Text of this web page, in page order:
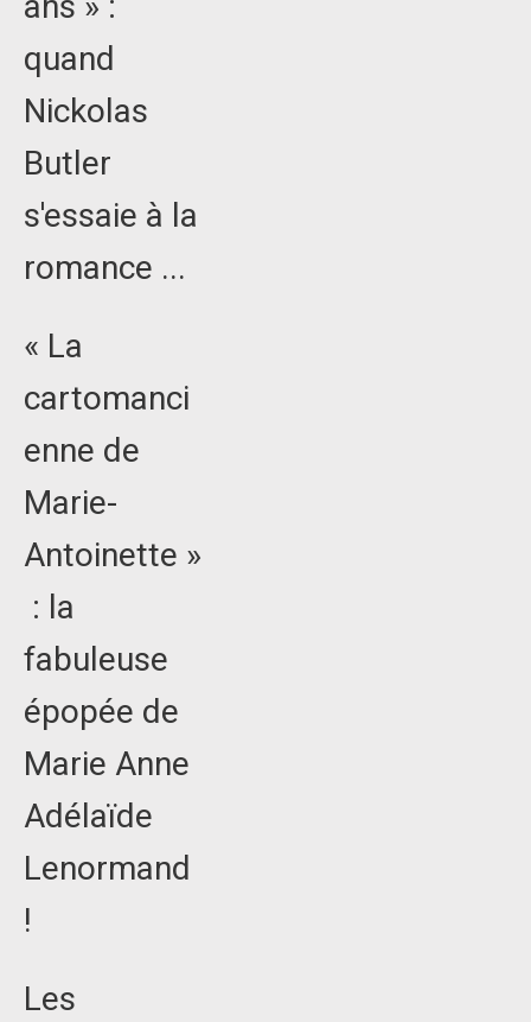
quand
Nickolas
Butler
s'essaie à la
romance ...
« La
cartomanci
enne de
Marie-
Antoinette »
: la
fabuleuse
épopée de
Marie Anne
Adélaïde
Lenormand
!
Les